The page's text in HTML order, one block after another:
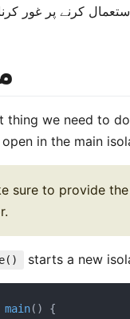
کرنے پر غور
thing we need to
in the main
sure to provide
starts a new
main() {